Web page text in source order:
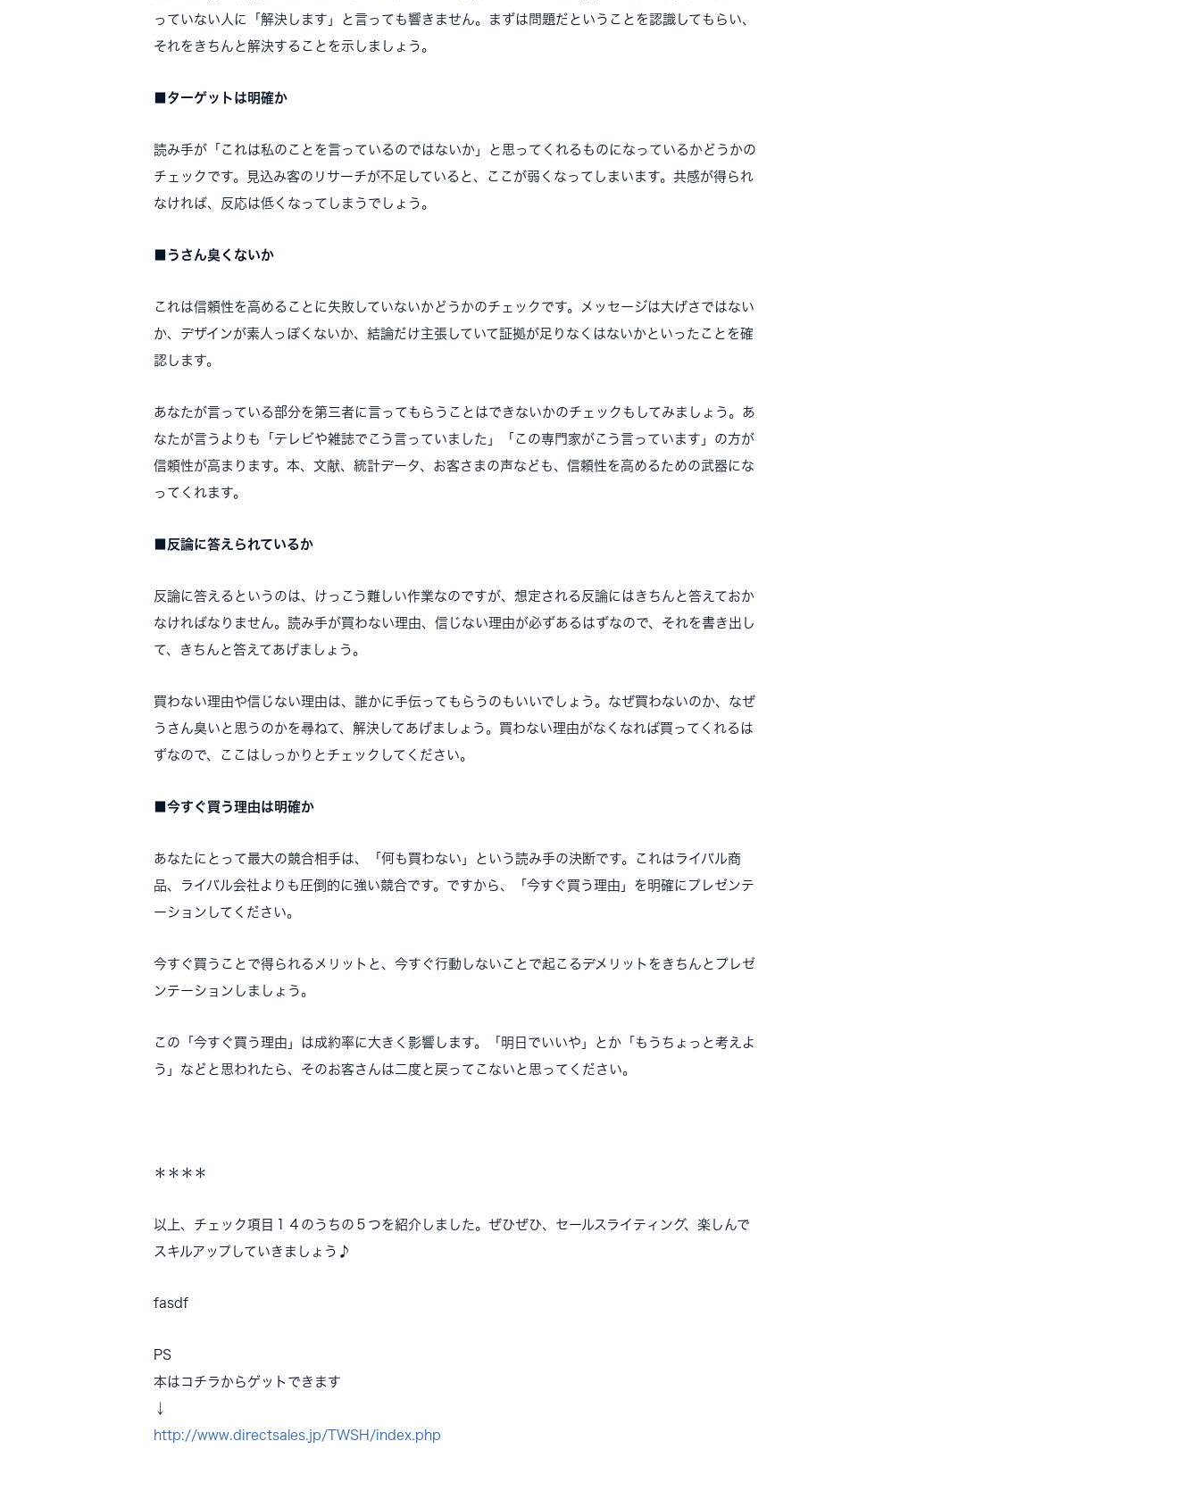
っていない人に「解決します」と言っても響きません。まずは問題だということを認識してもらい、
それをきちんと解決することを示しましょう。
■ターゲットは明確か
読み手が「これは私のことを言っているのではないか」と思ってくれるものになっているかどうかの
チェックです。見込み客のリサーチが不足していると、ここが弱くなってしまいます。共感が得られ
なければ、反応は低くなってしまうでしょう。
■うさん臭くないか
これは信頼性を高めることに失敗していないかどうかのチェックです。メッセージは大げさではない
か、デザインが素人っぽくないか、結論だけ主張していて証拠が足りなくはないかといったことを確
認します。
あなたが言っている部分を第三者に言ってもらうことはできないかのチェックもしてみましょう。あ
なたが言うよりも「テレビや雑誌でこう言っていました」「この専門家がこう言っています」の方が
信頼性が高まります。本、文献、統計データ、お客さまの声なども、信頼性を高めるための武器にな
ってくれます。
■反論に答えられているか
反論に答えるというのは、けっこう難しい作業なのですが、想定される反論にはきちんと答えておか
なければなりません。読み手が買わない理由、信じない理由が必ずあるはずなので、それを書き出し
て、きちんと答えてあげましょう。
買わない理由や信じない理由は、誰かに手伝ってもらうのもいいでしょう。なぜ買わないのか、なぜ
うさん臭いと思うのかを尋ねて、解決してあげましょう。買わない理由がなくなれば買ってくれるは
ずなので、ここはしっかりとチェックしてください。
■今すぐ買う理由は明確か
あなたにとって最大の競合相手は、「何も買わない」という読み手の決断です。これはライバル商
品、ライバル会社よりも圧倒的に強い競合です。ですから、「今すぐ買う理由」を明確にプレゼンテ
ーションしてください。
今すぐ買うことで得られるメリットと、今すぐ行動しないことで起こるデメリットをきちんとプレゼ
ンテーションしましょう。
この「今すぐ買う理由」は成約率に大きく影響します。「明日でいいや」とか「もうちょっと考えよ
う」などと思われたら、そのお客さんは二度と戻ってこないと思ってください。
＊＊＊＊
以上、チェック項目１４のうちの５つを紹介しました。ぜひぜひ、セールスライティング、楽しんで
スキルアップしていきましょう♪
fasdf
PS
本はコチラからゲットできます
↓
http://www.directsales.jp/TWSH/index.php